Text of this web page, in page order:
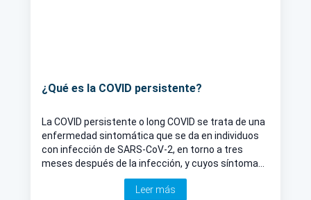
¿Qué es la COVID persistente?
La COVID persistente o long COVID se trata de una
enfermedad sintomática que se da en individuos
con infección de SARS-CoV-2, en torno a tres
meses después de la infección, y cuyos síntomas
se prolongan durante al menos tres meses. El Dr.
Álvaro Flamarique explica qué es y en qué consiste.
Leer más